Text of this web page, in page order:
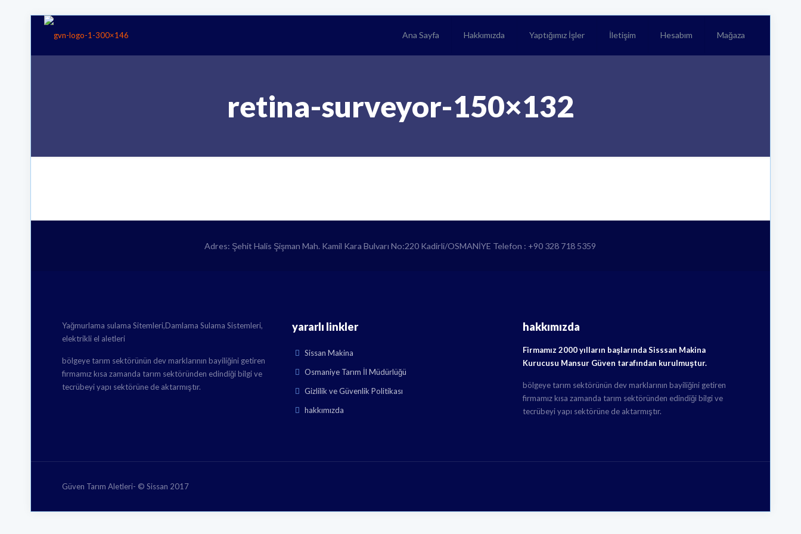
Ana Sayfa Hakkımızda Yaptığımız İşler İletişim Hesabım Mağaza
retina-surveyor-150×132
Adres: Şehit Halis Şişman Mah. Kamil Kara Bulvarı No:220 Kadirli/OSMANİYE Telefon : +90 328 718 5359
Yağmurlama sulama Sitemleri,Damlama Sulama Sistemleri,
elektrikli el aletleri
bölgeye tarım sektörünün dev marklarının bayiliğini getiren
firmamız kısa zamanda tarım sektöründen edindiği bilgi ve
tecrübeyi yapı sektörüne de aktarmıştır.
yararlı linkler
Sissan Makina
Osmaniye Tarım İl Müdürlüğü
Gizlilik ve Güvenlik Politikası
hakkımızda
hakkımızda
Firmamız 2000 yılların başlarında Sisssan Makina
Kurucusu Mansur Güven tarafından kurulmuştur.
bölgeye tarım sektörünün dev marklarının bayiliğini getiren
firmamız kısa zamanda tarım sektöründen edindiği bilgi ve
tecrübeyi yapı sektörüne de aktarmıştır.
Güven Tarım Aletleri- © Sissan 2017